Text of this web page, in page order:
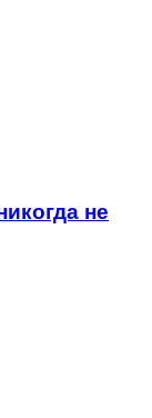
не